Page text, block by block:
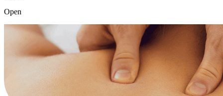
Open